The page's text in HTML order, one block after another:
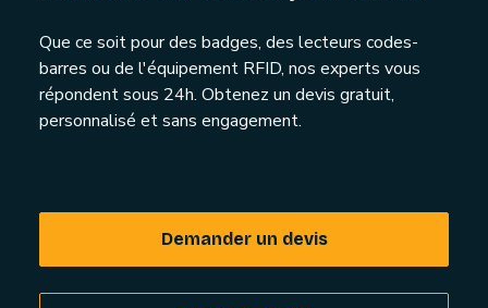
Que ce soit pour des badges, des lecteurs codes-
barres ou de l'équipement RFID, nos experts vous
répondent sous 24h. Obtenez un devis gratuit,
personnalisé et sans engagement.
Demander un devis